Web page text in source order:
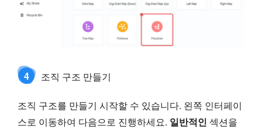
4 조직 구조 만들기
조직 구조를 만들기 시작할 수 있습니다. 왼쪽 인터페이
스로 이동하여 다음으로 진행하세요. 일반적인 섹션을